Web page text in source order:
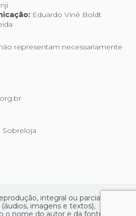
Eduardo Viné Boldt
representam necessariamente
Sobreloja
integral ou parcial
imagens e textos),
o nome do autor e da fonte